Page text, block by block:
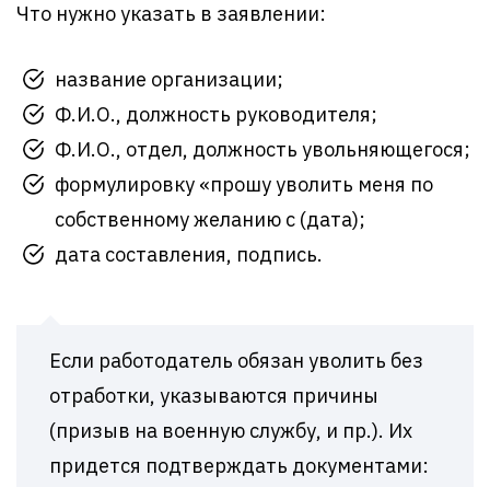
Что нужно указать в заявлении:
название организации;
Ф.И.О., должность руководителя;
Ф.И.О., отдел, должность увольняющегося;
формулировку «прошу уволить меня по
собственному желанию с (дата);
дата составления, подпись.
Если работодатель обязан уволить без
отработки, указываются причины
(призыв на военную службу, и пр.). Их
придется подтверждать документами: